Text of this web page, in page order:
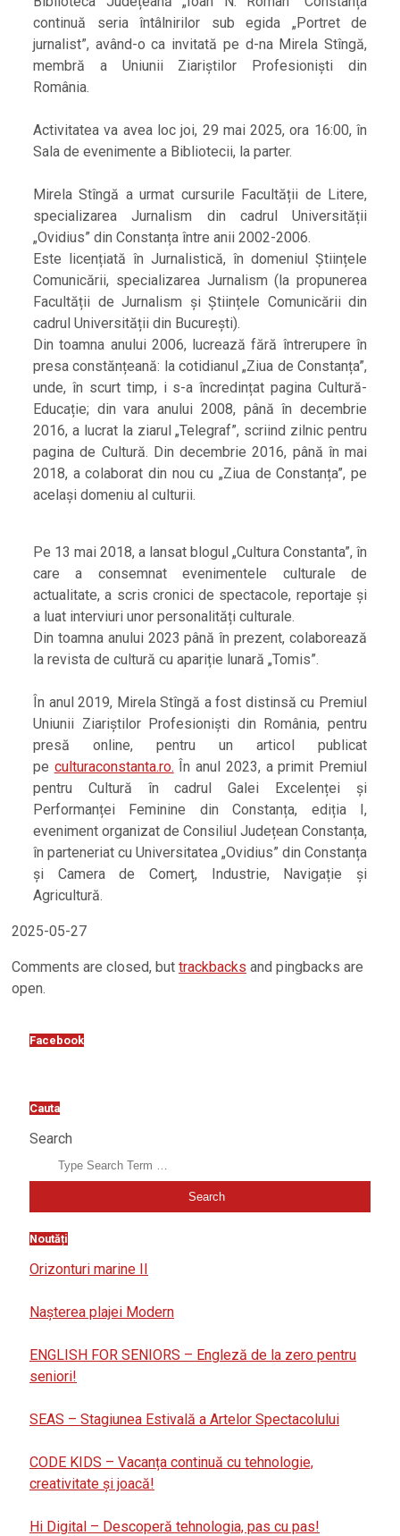
continuă seria întâlnirilor sub egida „Portret de
jurnalist”, având-o ca invitată pe d-na Mirela Stîngă,
membră a Uniunii Ziariștilor Profesioniști din
România.
Activitatea va avea loc joi, 29 mai 2025, ora 16:00, în
Sala de evenimente a Bibliotecii, la parter.
Mirela Stîngă a urmat cursurile Facultății de Litere,
specializarea Jurnalism din cadrul Universității
„Ovidius” din Constanța între anii 2002-2006.
Este licențiată în Jurnalistică, în domeniul Științele
Comunicării, specializarea Jurnalism (la propunerea
Facultății de Jurnalism și Științele Comunicării din
cadrul Universității din București).
Din toamna anului 2006, lucrează fără întrerupere în
presa constănțeană: la cotidianul „Ziua de Constanța”,
unde, în scurt timp, i s-a încredințat pagina Cultură-
Educație; din vara anului 2008, până în decembrie
2016, a lucrat la ziarul „Telegraf”, scriind zilnic pentru
pagina de Cultură. Din decembrie 2016, până în mai
2018, a colaborat din nou cu „Ziua de Constanța”, pe
același domeniu al culturii.
Pe 13 mai 2018, a lansat blogul „Cultura Constanta”, în
care a consemnat evenimentele culturale de
actualitate, a scris cronici de spectacole, reportaje și
a luat interviuri unor personalități culturale.
Din toamna anului 2023 până în prezent, colaborează
la revista de cultură cu apariție lunară „Tomis”.
În anul 2019, Mirela Stîngă a fost distinsă cu Premiul
Uniunii Ziariștilor Profesioniști din România, pentru
presă online, pentru un articol publicat
pe culturaconstanta.ro. În anul 2023, a primit Premiul
pentru Cultură în cadrul Galei Excelenței și
Performanței Feminine din Constanța, ediția I,
eveniment organizat de Consiliul Județean Constanța,
în parteneriat cu Universitatea „Ovidius” din Constanța
și Camera de Comerț, Industrie, Navigație și
Agricultură.
2025-05-27
Comments are closed, but trackbacks and pingbacks are
open.
Facebook
Cauta
Search
Noutăți
Orizonturi marine II
Nașterea plajei Modern
ENGLISH FOR SENIORS – Engleză de la zero pentru
seniori!
SEAS – Stagiunea Estivală a Artelor Spectacolului
CODE KIDS – Vacanța continuă cu tehnologie,
creativitate și joacă!
Hi Digital – Descoperă tehnologia, pas cu pas!